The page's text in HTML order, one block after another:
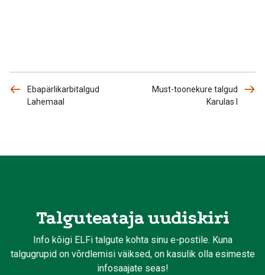
Ebapärlikarbitalgud
Lahemaal
Must-toonekure talgud
Karulas I
Talguteataja uudiskiri
Info kõigi ELFi talgute kohta sinu e-postile. Kuna
talgugrupid on võrdlemisi väiksed, on kasulik olla esimeste
infosaajate seas!